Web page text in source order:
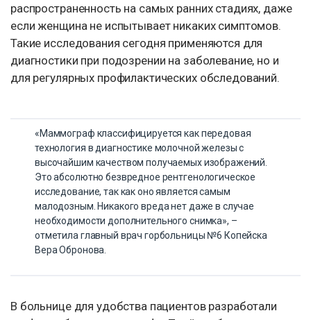
распространенность на самых ранних стадиях, даже
если женщина не испытывает никаких симптомов.
Такие исследования сегодня применяются для
диагностики при подозрении на заболевание, но и
для регулярных профилактических обследований.
«Маммограф классифицируется как передовая
технология в диагностике молочной железы с
высочайшим качеством получаемых изображений.
Это абсолютно безвредное рентгенологическое
исследование, так как оно является самым
малодозным. Никакого вреда нет даже в случае
необходимости дополнительного снимка», –
отметила главный врач горбольницы №6 Копейска
Вера Обронова.
В больнице для удобства пациентов разработали